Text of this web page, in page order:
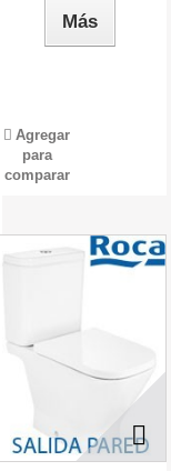
Más
Agregar
para
comparar